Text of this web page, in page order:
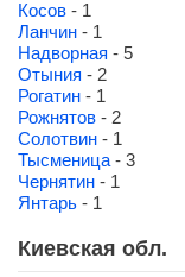
Косов - 1
Ланчин - 1
Надворная - 5
Отыния - 2
Рогатин - 1
Рожнятов - 2
Солотвин - 1
Тысменица - 3
Чернятин - 1
Янтарь - 1
Киевская обл.